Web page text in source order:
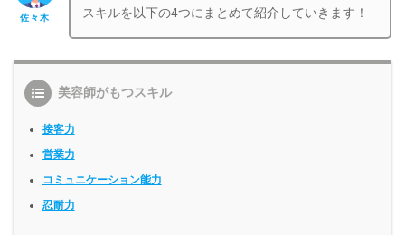
佐々木
スキルを以下の4つにまとめて紹介していきます！
美容師がもつスキル
接客力
営業力
コミュニケーション能力
忍耐力